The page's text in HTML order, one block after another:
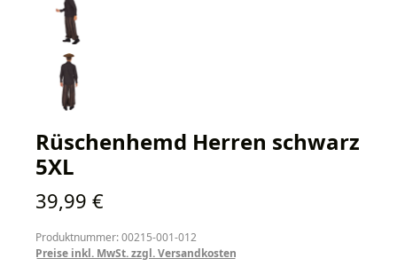
Rüschenhemd Herren schwarz
5XL
Regulärer Preis:
39,99 €
Produktnummer: 00215-001-012
Preise inkl. MwSt. zzgl. Versandkosten